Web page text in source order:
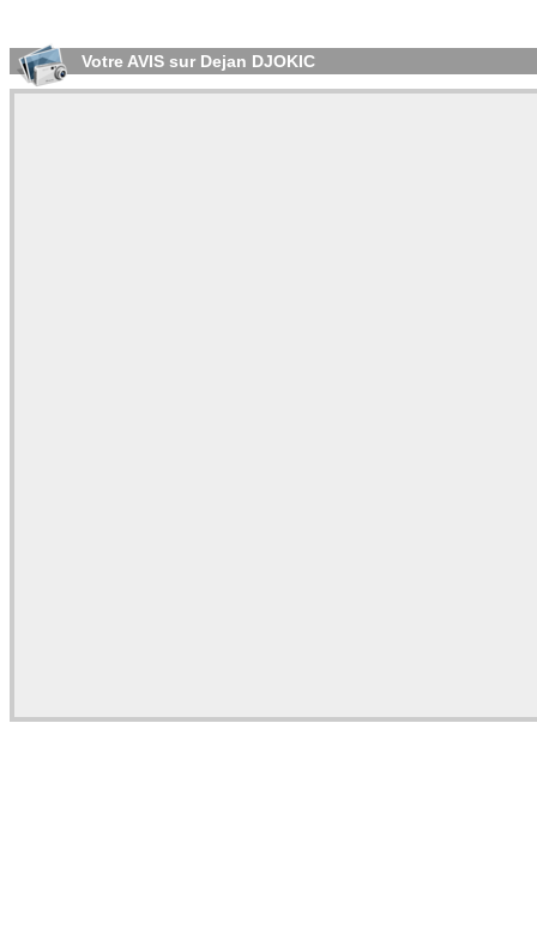
Votre AVIS sur Dejan DJOKIC